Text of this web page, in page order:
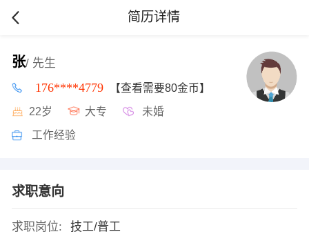
简历详情
张/ 先生
176****4779 【查看需要80金币】
22岁 大专 未婚
工作经验
求职意向
求职岗位:
技工/普工